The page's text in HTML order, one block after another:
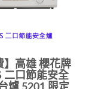
】高雄 櫻花牌
二口節能安全